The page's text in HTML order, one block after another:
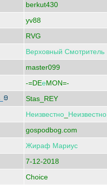
berkut430
yv88
RVG
Верховный Смотритель
master099
-=DEеMON=-
Stas_REY
Неизвестно Неизвестно
gospodbog.com
Жираф Мариус
7-12-2018
Choice